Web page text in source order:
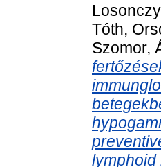
Tóth,
Szomor,
lymphoid